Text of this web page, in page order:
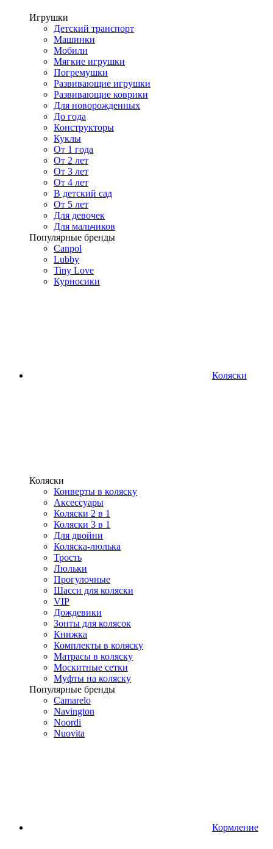
Игрушки
Детский транспорт
Машинки
Мобили
Мягкие игрушки
Погремушки
Развивающие игрушки
Развивающие коврики
Для новорожденных
До года
Конструкторы
Куклы
От 1 года
От 2 лет
От 3 лет
От 4 лет
В детский сад
От 5 лет
Для девочек
Для мальчиков
Популярные бренды
Canpol
Lubby
Tiny Love
Курносики
Коляски
Коляски
Конверты в коляску
Аксессуары
Коляски 2 в 1
Коляски 3 в 1
Для двойни
Коляска-люлька
Трость
Люльки
Прогулочные
Шасси для коляски
VIP
Дождевики
Зонты для колясок
Книжка
Комплекты в коляску
Матрасы в коляску
Москитные сетки
Муфты на коляску
Популярные бренды
Camarelo
Navington
Noordi
Nuovita
Кормление